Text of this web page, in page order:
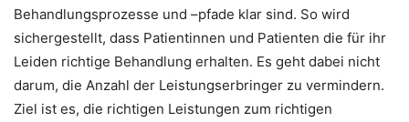
Behandlungsprozesse und –pfade klar sind. So wird
sichergestellt, dass Patientinnen und Patienten die für ihr
Leiden richtige Behandlung erhalten. Es geht dabei nicht
darum, die Anzahl der Leistungserbringer zu vermindern.
Ziel ist es, die richtigen Leistungen zum richtigen